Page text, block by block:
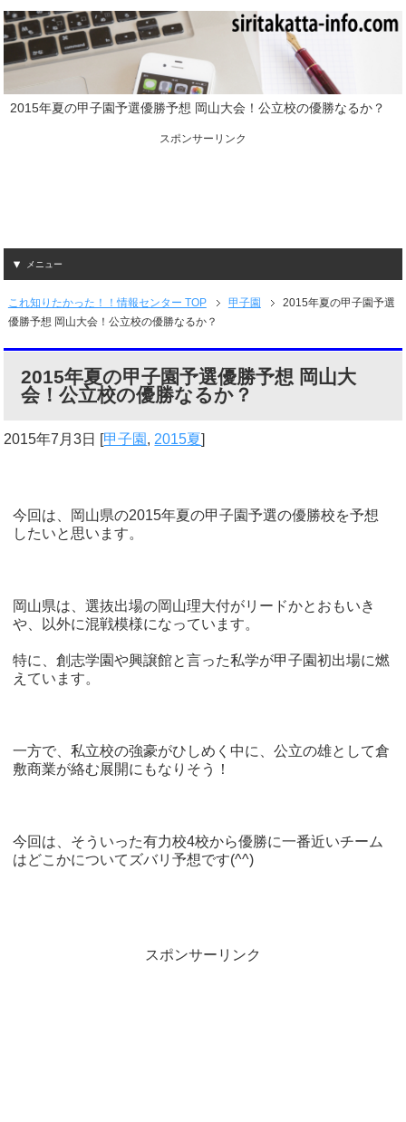
2015年夏の甲子園予選優勝予想 岡山大会！公立校の優勝なるか？
スポンサーリンク
メニュー
これ知りたかった！！情報センター TOP 甲子園
2015年夏の甲子園予選
優勝予想 岡山大会！公立校の優勝なるか？
2015年夏の甲子園予選優勝予想 岡山大
会！公立校の優勝なるか？
2015年7月3日 [甲子園 , 2015夏]
今回は、岡山県の2015年夏の甲子園予選の優勝校を予想
したいと思います。
岡山県は、選抜出場の岡山理大付がリードかとおもいき
や、以外に混戦模様になっています。
特に、創志学園や興譲館と言った私学が甲子園初出場に燃
えています。
一方で、私立校の強豪がひしめく中に、公立の雄として倉
敷商業が絡む展開にもなりそう！
今回は、そういった有力校4校から優勝に一番近いチーム
はどこかについてズバリ予想です(^^)
スポンサーリンク